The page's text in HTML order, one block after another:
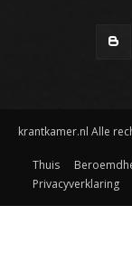
krantkamer.nl Alle
Thuis
Privacyverklaring